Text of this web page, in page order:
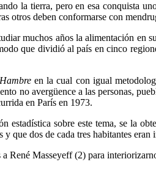
la tierra, pero en esa conquista
otros deben conformarse con
muchos años la alimentación en
que dividió al país en cinco
en la cual con igual
no avergüence a las personas,
en París en 1973.
sobre este tema, se la
que dos de cada tres habitantes eran
René Masseyeff (2) para